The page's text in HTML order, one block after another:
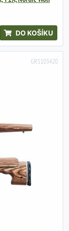
DO KOŠÍKU
GRS103420